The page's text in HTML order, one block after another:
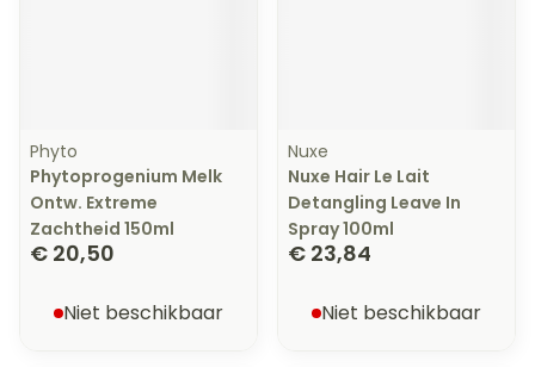
Phyto
Phytoprogenium Melk
Ontw. Extreme
Zachtheid 150ml
€ 20,50
Niet beschikbaar
Nuxe
Nuxe Hair Le Lait
Detangling Leave In
Spray 100ml
€ 23,84
Niet beschikbaar